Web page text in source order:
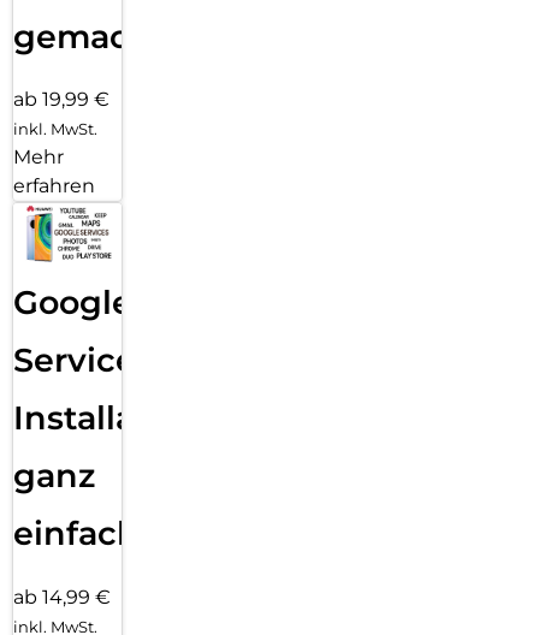
gemacht!
ab 19,99 €
inkl. MwSt.
Mehr
erfahren
Google
Services
Installation
ganz
einfach
ab 14,99 €
inkl. MwSt.